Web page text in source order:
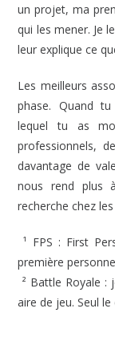
un projet, ma
qui les mener. Je
leur explique ce
Les meilleurs
phase. Quand
lequel tu as
professionnels,
davantage de
nous rend plus
recherche chez
¹ FPS : First
première
² Battle Royale :
aire de jeu. Seul